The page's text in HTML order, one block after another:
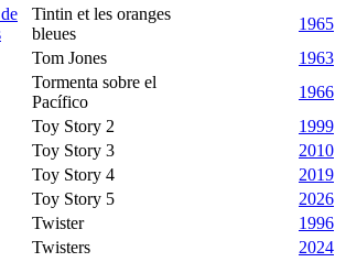
Tintin et les oranges
bleues
1965
Tom Jones
1963
Tormenta sobre el
Pacífico
1966
Toy Story 2
1999
Toy Story 3
2010
Toy Story 4
2019
Toy Story 5
2026
Twister
1996
Twisters
2024